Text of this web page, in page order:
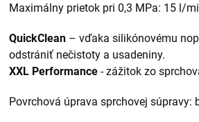
Maximálny prietok pri 0,3 MPa: 15 l/
QuickClean – vďaka silikónovému
odstrániť nečistoty a usadeniny.
XXL Performance - zážitok zo
Povrchová úprava sprchovej súpravy: